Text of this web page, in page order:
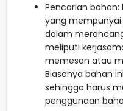
Pencarian
yang
dalam
meliputi
memesan atau
Biasanya bahan
sehingga harus
penggunaan